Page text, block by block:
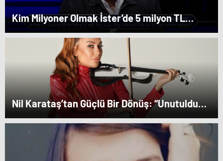
Kim Milyoner Olmak İster’de 5 milyon TL
değerindeki soru açıldı!
Nil Karataş’tan Güçlü Bir Dönüş: “Unutuldun”
Yayında!